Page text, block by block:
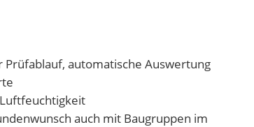
automatische Auswertung
auch mit Baugruppen im